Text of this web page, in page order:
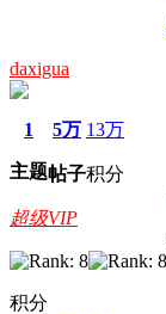
daxigua
1
主题
5万
帖子
13万
积分
超级VIP
积分